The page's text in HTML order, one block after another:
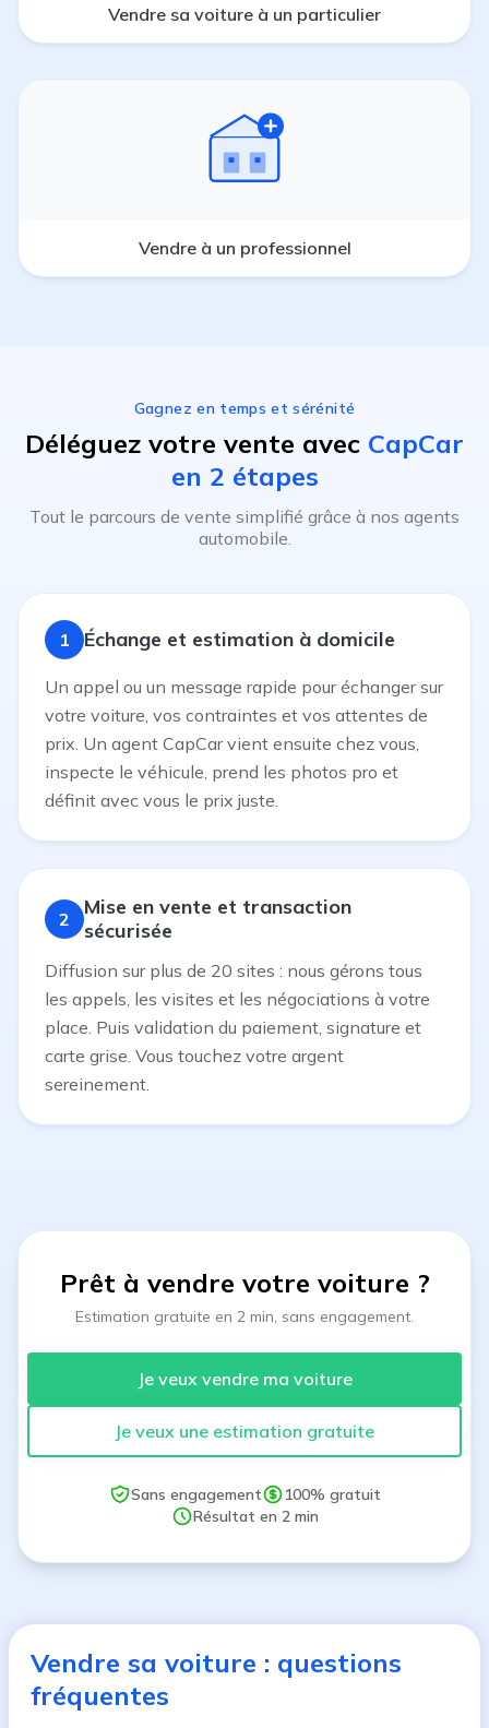
Vendre sa voiture à un particulier
Vendre à un professionnel
Gagnez en temps et sérénité
Déléguez votre vente avec CapCar
en 2 étapes
Tout le parcours de vente simplifié grâce à nos agents
automobile.
1 Échange et estimation à domicile
Un appel ou un message rapide pour échanger sur
votre voiture, vos contraintes et vos attentes de
prix. Un agent CapCar vient ensuite chez vous,
inspecte le véhicule, prend les photos pro et
définit avec vous le prix juste.
2
Mise en vente et transaction
sécurisée
Diffusion sur plus de 20 sites : nous gérons tous
les appels, les visites et les négociations à votre
place. Puis validation du paiement, signature et
carte grise. Vous touchez votre argent
sereinement.
Prêt à vendre votre voiture ?
Estimation gratuite en 2 min, sans engagement.
Je veux vendre ma voiture
Je veux une estimation gratuite
Sans engagement
100% gratuit
Résultat en 2 min
Vendre sa voiture : questions
fréquentes